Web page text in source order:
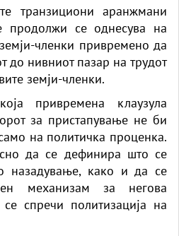
транзициони аранжмани
се однесува на
членки привремено да
до нивниот пазар на трудот
земји-членки.
привремена клаузула
за пристапување не би
на политичка проценка.
да се дефинира што се
назадување, како и да се
механизам за негова
спречи политизација на